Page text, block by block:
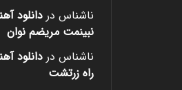
ناشناس در دانلود
نبینمت مریضم نوان
ناشناس در دانلود
راه زرتشت